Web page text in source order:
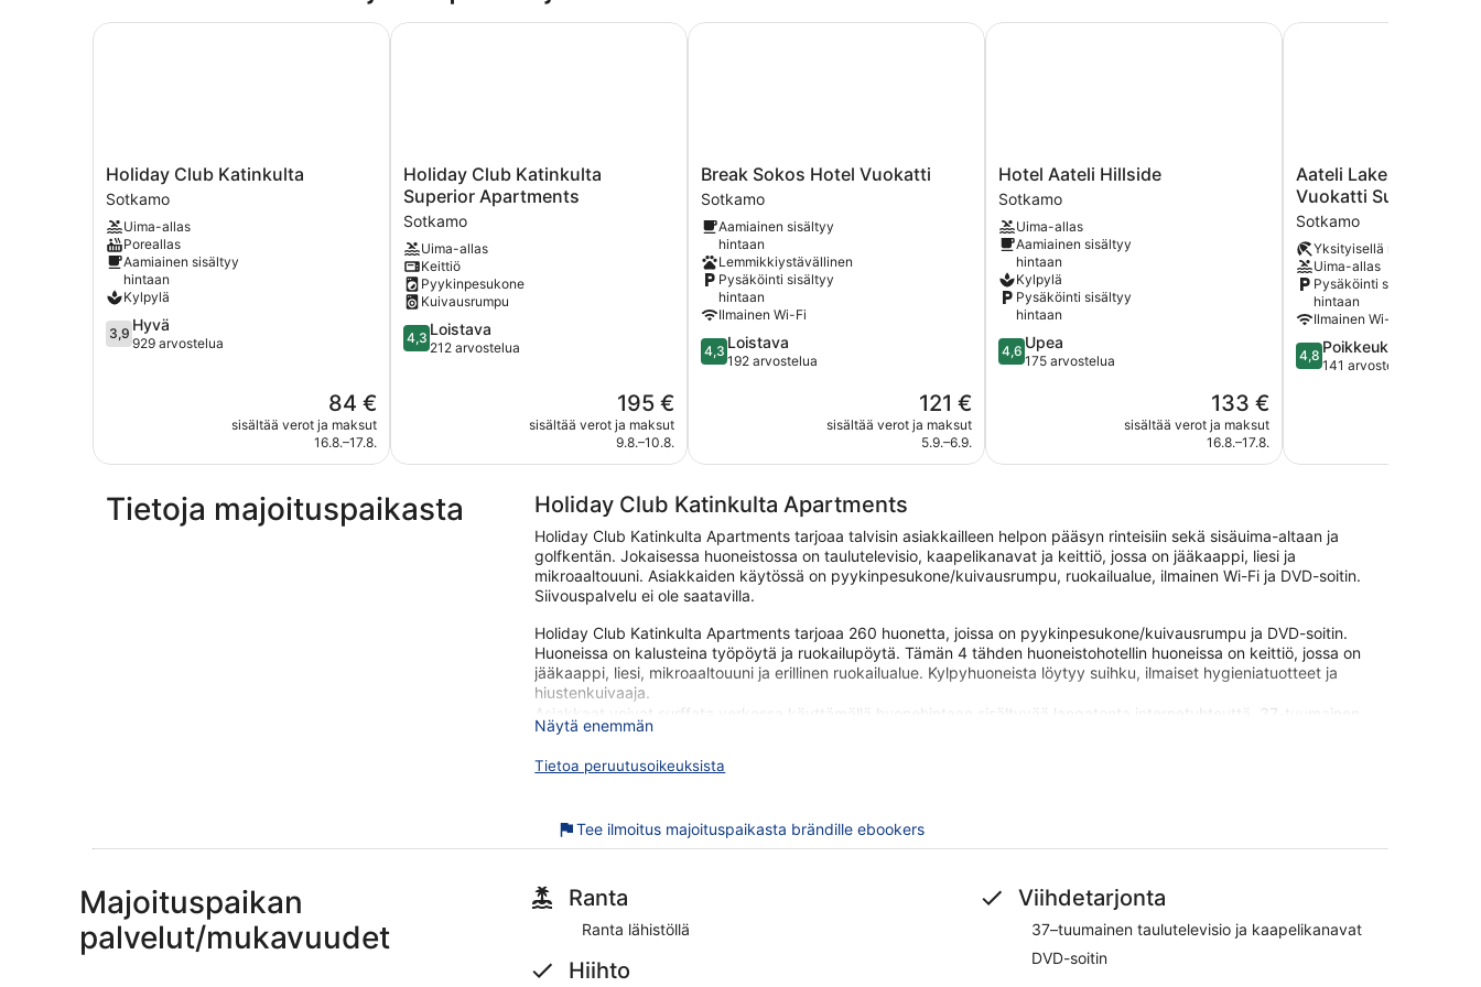
m2)
Holiday
Club
Katinkulta
Sotkamo
Holiday Club Katinkulta
Sotkamo
Uima-allas
Poreallas
Aamiainen sisältyy
hintaan
Kylpylä
3.9
kautta
3,9 Hyvä
929 arvostelua
Hinta
on
84 €
84 €
sisältää verot ja maksut
16.8.–17.8.
Holiday Club Katinkulta
Holiday
Club
Katinkulta
Superior
Apartments
Sotkamo
Holiday Club Katinkulta
Superior Apartments
Sotkamo
Uima-allas
Keittiö
Pyykinpesukone
Kuivausrumpu
4.3
kautta
4,3 Loistava
212 arvostelua
Hinta
on
195 €
195 €
sisältää verot ja maksut
9.8.–10.8.
Holiday Club Katinkulta Superior Apartments
Break
Sokos
Hotel
Vuokatti
Sotkamo
Break Sokos Hotel Vuokatti
Sotkamo
Aamiainen sisältyy
hintaan
Lemmikkiystävällinen
Pysäköinti sisältyy
hintaan
Ilmainen Wi-Fi
4.3
kautta
4,3 Loistava
192 arvostelua
Hinta
on
121 €
121 €
sisältää verot ja maksut
5.9.–6.9.
Break Sokos Hotel Vuokatti
Hotel
Aateli
Hillside
Sotkamo
Hotel Aateli Hillside
Sotkamo
Uima-allas
Aamiainen sisältyy
hintaan
Kylpylä
Pysäköinti sisältyy
hintaan
4.6
kautta
4,6 Upea
175 arvostelua
Hinta
on
133 €
133 €
sisältää verot ja maksut
16.8.–17.8.
Hotel Aateli Hillside
Aateli
Lakeside
Chalets
-
former
Vuokatti
Suites
Sotkamo
Aateli Lakeside
Vuokatti Suites
Sotkamo
Yksityisellä rannalla
Uima-allas
Pysäköinti sisältyy
hintaan
Ilmainen Wi-Fi
4.8
kautta
arvostelua
4,8 Poikkeuksellisen hyvä
141 arvostelua
Aateli Lakeside
Tietoja majoituspaikasta Holiday Club Katinkulta Apartments
Holiday Club Katinkulta Apartments tarjoaa talvisin asiakkailleen helpon pääsyn rinteisiin sekä sisäuima-altaan ja
golfkentän. Jokaisessa huoneistossa on taulutelevisio, kaapelikanavat ja keittiö, jossa on jääkaappi, liesi ja
mikroaaltouuni. Asiakkaiden käytössä on pyykinpesukone/kuivausrumpu, ruokailualue, ilmainen Wi-Fi ja DVD-soitin.
Siivouspalvelu ei ole saatavilla.
Holiday Club Katinkulta Apartments tarjoaa 260 huonetta, joissa on pyykinpesukone/kuivausrumpu ja DVD-soitin.
Huoneissa on kalusteina työpöytä ja ruokailupöytä. Tämän 4 tähden huoneistohotellin huoneissa on keittiö, jossa on
jääkaappi, liesi, mikroaaltouuni ja erillinen ruokailualue. Kylpyhuoneista löytyy suihku, ilmaiset hygieniatuotteet ja
hiustenkuivaaja.
Asiakkaat voivat surffata verkossa käyttämällä huonehintaan sisältyvää langatonta internetyhteyttä. 37-tuumainen
taulutelevisio, kaapelikanavat. Lisäksi huoneissa on kahvin-/teenkeitin ja silitysrauta/-lauta.
Voit pelata 18-reikäisellä golfkentällä ja nauttia muista vapaa-ajanviettomahdollisuuksista, joihin kuuluu
Seuraavat aktiviteetit ovat saatavilla joko paikan päällä tai sen lähistöllä, ja ne saattavat olla maksullisia.
Holiday Club Katinkulta Apartments sijaitsee vain lyhyen kävelymatkan päässä kohteesta Katinkulta Golf.
Majoituspaikassa on saatavilla ilmainen Wi-Fi yleisissä tiloissa, 3 ravintolaa ja täyden palvelun kylpylä. Tässä 4
tähden huoneistohotellissa on 260 huoneistoa. Jokaisessa huoneistossa tarjoaa asiakkaiden käyttöön muun muassa
ilmaisen Wi-Fi-yhteyden ja keittiön.
Näytä enemmän
Tietoa peruutusoikeuksista
Tee ilmoitus majoituspaikasta brändille ebookers
Majoituspaikan
palvelut/mukavuudet
Ranta
Ranta lähistöllä
Hiihto
Viihdetarjonta
37–tuumainen taulutelevisio ja kaapelikanavat
DVD-soitin